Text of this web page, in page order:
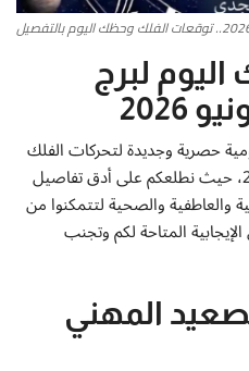
لبرج
حصرية وجديدة لتحركات الفلك
والكواكب ليوم الثلاثاء 2 يونيو 2026، حيث نطلعكم على أدق تفاصيل
والعاطفية والصحية لتتمكنوا من
المتاحة لكم وتجنب
المهني